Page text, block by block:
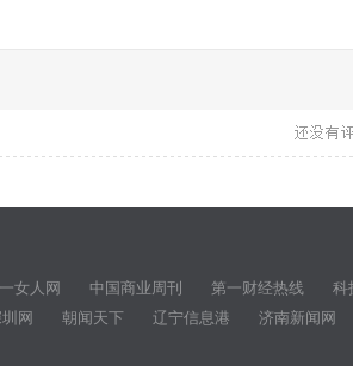
女人网 中国商业周刊 第一财经热线
科
网 朝闻天下 辽宁信息港
济南新闻网